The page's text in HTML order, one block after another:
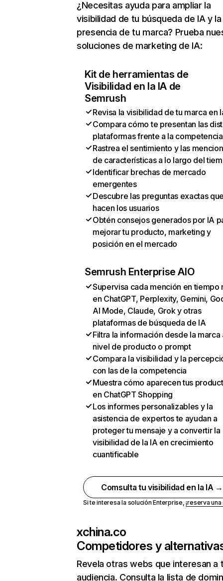
¿Necesitas ayuda para ampliar la
visibilidad de tu búsqueda de IA y la
presencia de tu marca? Prueba
soluciones de marketing de IA:
Kit de herramientas de
Visibilidad en la IA de
Semrush
Revisa la visibilidad de tu marca en
Compara cómo te presentan las
plataformas frente a la competencia
Rastrea el sentimiento y las
de características a lo largo del
Identificar brechas de mercado
emergentes
Descubre las preguntas exactas
hacen los usuarios
Obtén consejos generados por IA
mejorar tu producto, marketing y
posición en el mercado
Semrush Enterprise AIO
Supervisa cada mención en tiempo
en ChatGPT, Perplexity, Gemini,
AI Mode, Claude, Grok y otras
plataformas de búsqueda de IA
Filtra la información desde la marca
nivel de producto o prompt
Compara la visibilidad y la
con las de la competencia
Muestra cómo aparecen tus
en ChatGPT Shopping
Los informes personalizables y la
asistencia de expertos te ayudan a
proteger tu mensaje y a convertir la
visibilidad de la IA en crecimiento
cuantificable
Comsulta tu visibilidad en la IA →
Si te interesa la solución Enterprise,¡reserva
xchina.co
Competidores y
Revela otras webs que interesan a
audiencia. Consulta la lista de